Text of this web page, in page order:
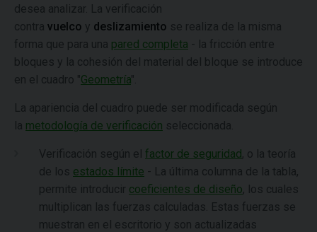
desea analizar. La verificación
contra vuelco y deslizamiento se realiza de la misma
forma que para una pared completa - la fricción entre
bloques y la cohesión del material del bloque se introduce
en el cuadro "Geometría".
La apariencia del cuadro puede ser modificada según
la metodología de verificación seleccionada.
Verificación según el factor de seguridad, o la teoría
de los estados límite - La última columna de la tabla,
permite introducir coeficientes de diseño, los cuales
multiplican las fuerzas calculadas. Estas fuerzas se
muestran en el escritorio y son actualizadas